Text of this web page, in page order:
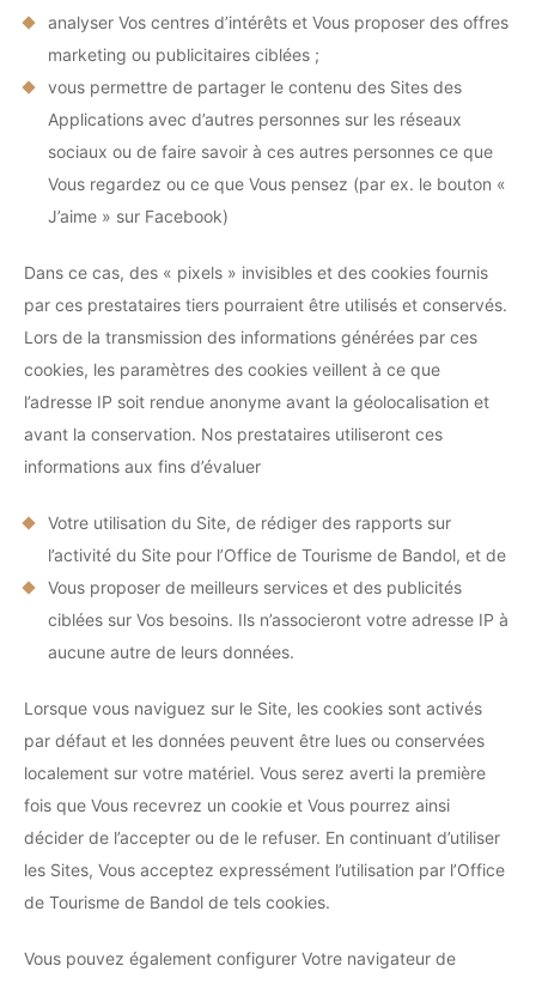
analyser Vos centres d’intérêts et Vous proposer des offres
marketing ou publicitaires ciblées ;
vous permettre de partager le contenu des Sites des
Applications avec d’autres personnes sur les réseaux
sociaux ou de faire savoir à ces autres personnes ce que
Vous regardez ou ce que Vous pensez (par ex. le bouton «
J’aime » sur Facebook)
Dans ce cas, des « pixels » invisibles et des cookies fournis
par ces prestataires tiers pourraient être utilisés et conservés.
Lors de la transmission des informations générées par ces
cookies, les paramètres des cookies veillent à ce que
l’adresse IP soit rendue anonyme avant la géolocalisation et
avant la conservation. Nos prestataires utiliseront ces
informations aux fins d’évaluer
Votre utilisation du Site, de rédiger des rapports sur
l’activité du Site pour l’Office de Tourisme de Bandol, et de
Vous proposer de meilleurs services et des publicités
ciblées sur Vos besoins. Ils n’associeront votre adresse IP à
aucune autre de leurs données.
Lorsque vous naviguez sur le Site, les cookies sont activés
par défaut et les données peuvent être lues ou conservées
localement sur votre matériel. Vous serez averti la première
fois que Vous recevrez un cookie et Vous pourrez ainsi
décider de l’accepter ou de le refuser. En continuant d’utiliser
les Sites, Vous acceptez expressément l’utilisation par l’Office
de Tourisme de Bandol de tels cookies.
Vous pouvez également configurer Votre navigateur de